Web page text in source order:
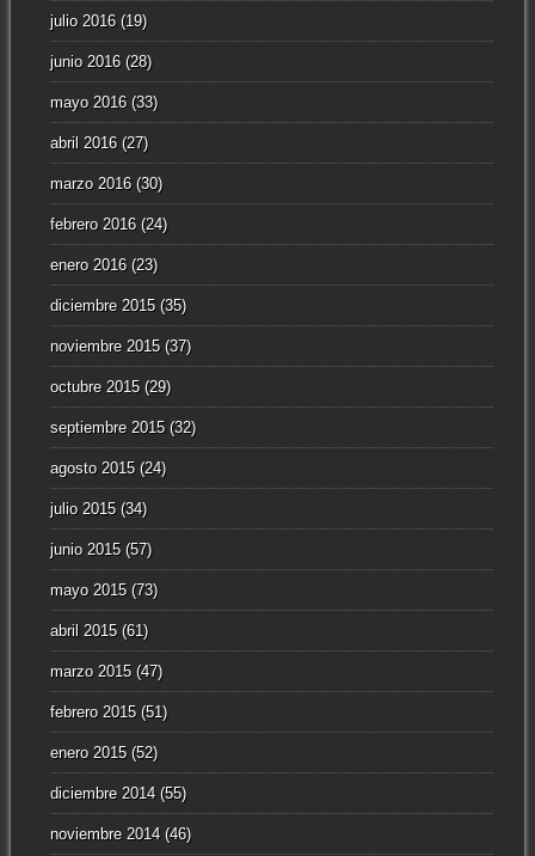
julio 2016(19)
junio 2016(28)
mayo 2016(33)
abril 2016(27)
marzo 2016(30)
febrero 2016(24)
enero 2016(23)
diciembre 2015(35)
noviembre 2015(37)
octubre 2015(29)
septiembre 2015(32)
agosto 2015(24)
julio 2015(34)
junio 2015(57)
mayo 2015(73)
abril 2015(61)
marzo 2015(47)
febrero 2015(51)
enero 2015(52)
diciembre 2014(55)
noviembre 2014(46)